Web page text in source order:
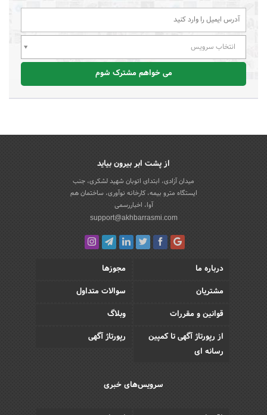
انتخاب سرویس
می خواهم مشترک شوم
از پشت ابر بیرون بیاید
میدان آزادی، ابتدای اتوبان شهید لشکری، جنب
ایستگاه مترو بیمه، کارخانه نوآوری، ساختمان هم
آوا، اخباررسمی
support@akhbarrasmi.com
درباره ما
مجوزها
مشتریان
سوالات متداول
قوانین و مقررات
وبلاگ
از رپورتاژ آگهی تا کمپین
رسانه ای
رپورتاژ آگهی
سرویس‌های خبری